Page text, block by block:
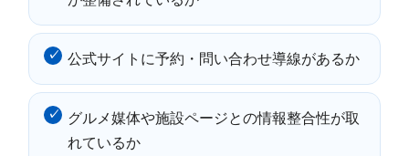
公式サイトに予約・問い合わせ導線があるか
グルメ媒体や施設ページとの情報整合性が取
れているか